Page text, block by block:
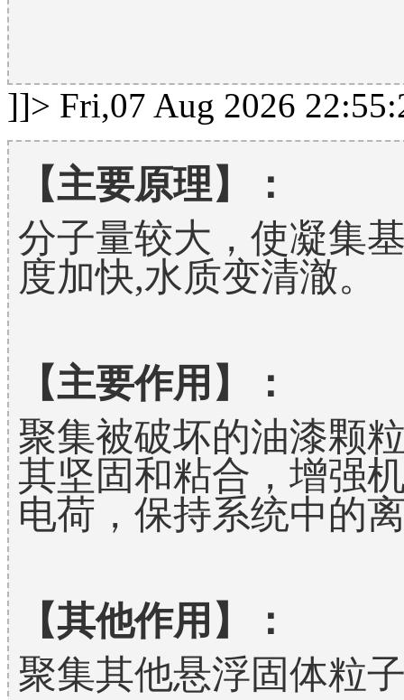
]]> Fri,07 Aug 2026
【主要原理】：
分子量较大，使凝集
度加快,水质变清澈。
【主要作用】：
聚集被破坏的油漆颗
其坚固和粘合，增强
电荷，保持系统中的
【其他作用】：
聚集其他悬浮固体粒